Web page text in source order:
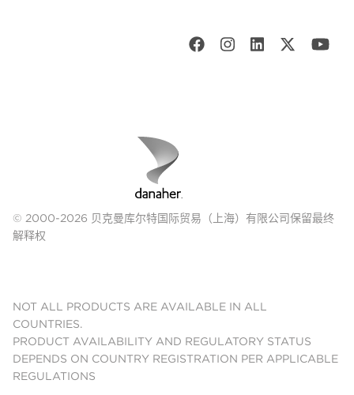
© 2000-2026 贝克曼库尔特国际贸易（上海）有限公司保留最终
解释权
NOT ALL PRODUCTS ARE AVAILABLE IN ALL
COUNTRIES.
PRODUCT AVAILABILITY AND REGULATORY STATUS
DEPENDS ON COUNTRY REGISTRATION PER APPLICABLE
REGULATIONS